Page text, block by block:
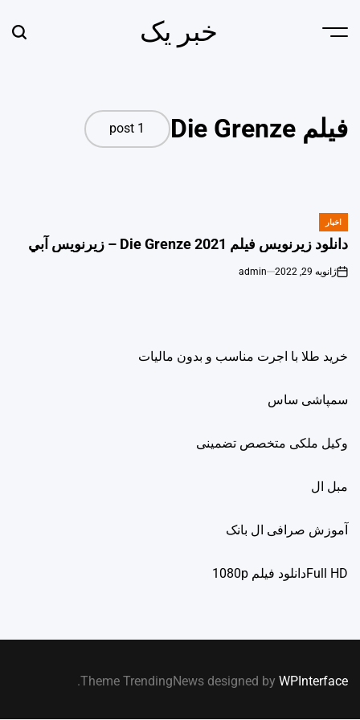
Menu خبر یک
فیلم Die Grenze 1 post
POSTED
اخبار
دانلود زیرنویس فیلم Die Grenze 2021 – زيرنويس آبي
ژانویه 29, 2022 admin
خرید طلا با اجرت مناسب و بدون مالیات
سمپاشی ساس
وکیل ملکی متخصص تضمینی
مبل ال
آموزش صرافی ال بانک
Full HDدانلود فيلم 1080p
Theme TrendingNews designed by WPInterface
.